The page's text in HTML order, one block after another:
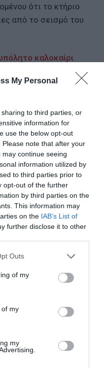
My Personal
to third parties, or
information for
use the below opt-out
note that after your
continue seeing
information utilized by
to third parties prior to
opt-out of the further
by third parties on the
This information may
on the IAB’s List of
further disclose it to other
one or more Google
You may click to
its third-party tags to
in below Google
Outs
of my
of my
my
ότι το κτήριο
από το σεισμό του
καλοκαίρι
σινεμά στο Πάρκο
City Festival και
Μουσείο
το Lykavitos.gr
όλες τις
χελώνα στη φωτιά στον
νέα καλοκαιρινή